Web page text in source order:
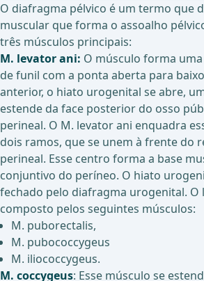
O diafragma pélvico é um termo que
muscular que forma o assoalho
três músculos principais:
M. levator ani: O músculo forma
de funil com a ponta aberta para
anterior, o hiato urogenital se abre,
estende da face posterior do osso
perineal. O M. levator ani enquadra
dois ramos, que se unem à frente do
perineal. Esse centro forma a base
conjuntivo do períneo. O hiato
fechado pelo diafragma urogenital. O
composto pelos seguintes músculos:
M. puborectalis,
M. pubococcygeus
M. iliococcygeus.
M. coccygeus: Esse músculo se